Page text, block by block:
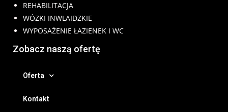
REHABILITACJA
WÓZKI INWLAIDZKIE
WYPOSAŻENIE ŁAZIENEK I WC
Zobacz naszą ofertę
Oferta
Kontakt